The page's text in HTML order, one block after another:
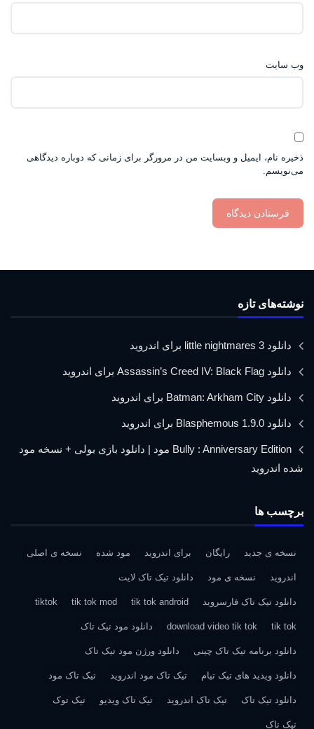
وب‌ سایت
ذخیره نام، ایمیل و وبسایت من در مرورگر برای زمانی که دوباره دیدگاهی
می‌نویسم.
نوشته‌های تازه
دانلود little nightmares 3 برای اندروید
دانلود Assassin’s Creed IV: Black Flag برای اندروید
دانلود Batman: Arkham City برای اندروید
دانلود Blasphemous 1.9.0 برای اندروید
Bully : Anniversary Edition مود | دانلود بازی بولی + نسخه مود
شده اندروید
برچسب ها
نسخه ی جدید رایگان برای اندروید مود شده نسخه ی اصلی
اندروید نسخه ی مود دانلود تیک تاک لایت
دانلود تیک تاک فارسروید tik tok android
tik tok mod
tiktok
tik tok
download video tik tok دانلود مود تیک تاک
دانلود برنامه تیک تاک چینی دانلود ورژن مود تیک تاک
دانلود ویدید های تیک تیام تیک تاک مود اندروید تیک تاک مود
دانلود تیک تاک تیک تاک اندروید تیک تاک ویدیو تیک توک
تیک تاک